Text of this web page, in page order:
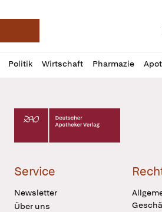
Deutsche Apotheker
Politik Wirtschaft Pharmazie
Profil
öffnen
Daz
Pur
Deutscher Apotheker Verlag Logo
Service
Newsletter
Über uns